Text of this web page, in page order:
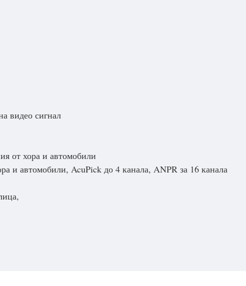
видео сигнал
от хора и автомобили
и автомобили, AcuPick до 4 канала, ANPR за 16 канала